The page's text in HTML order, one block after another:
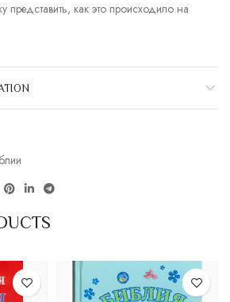
представить, как это происходило на